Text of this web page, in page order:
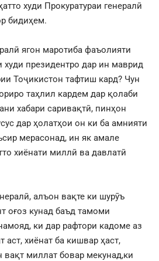
худи Прокуратураи генералӣ
бидиҳем.
ягон маротиба фаъолияти
худи президентро дар ин маврид
Тоҷикистон тафтиш кард? Чун
таҳлил кардем дар қолаби
хабари саривақтӣ, пинҳон
дар ҳолатҳои он ки ба амнияти
мерасонад, ин як амале
хиёнати миллӣ ва давлатӣ
алъон вақте ки шурӯъ
оғоз кунад баъд тамоми
ки дар рафтори кадоме аз
аст, хиёнат ба кишвар ҳаст,
миллат бовар мекунад,ки